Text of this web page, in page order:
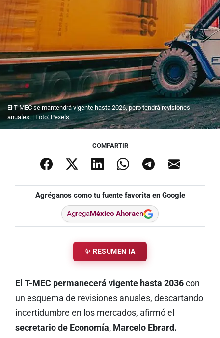
El T-MEC se mantendrá vigente hasta 2026, pero tendrá revisiones
anuales. | Foto: Pexels.
COMPARTIR
Agréganos como tu fuente favorita en Google
AgregaMéxico Ahoraen
✨ RESUMEN IA
El T-MEC permanecerá vigente hasta 2036con
un esquema de revisiones anuales, descartando
incertidumbre en los mercados, afirmó el
secretario de Economía, Marcelo Ebrard.